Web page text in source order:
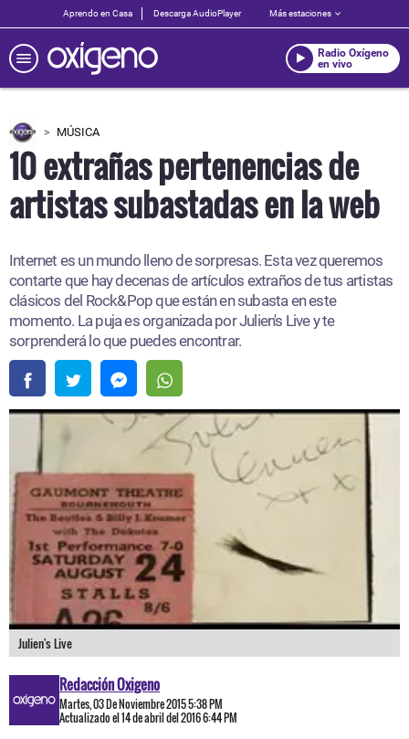
Aprendo en Casa Descarga AudioPlayer Más estaciones
Radio Oxígeno
en vivo
MÚSICA
10 extrañas pertenencias de
artistas subastadas en la web
Internet es un mundo lleno de sorpresas. Esta vez queremos
contarte que hay decenas de artículos extraños de tus artistas
clásicos del Rock&Pop que están en subasta en este
momento. La puja es organizada por Julien's Live y te
sorprenderá lo que puedes encontrar.
Julien's Live
Redacción Oxigeno
Martes, 03 De Noviembre 2015 5:38 PM
Actualizado el 14 de abril del 2016 6:44 PM